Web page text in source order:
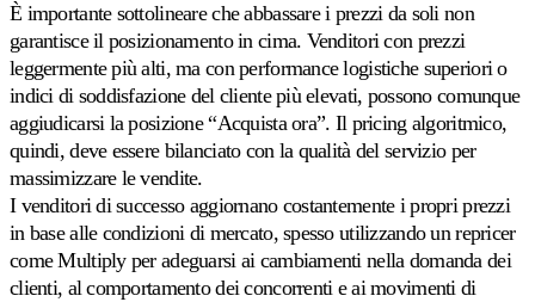
È importante sottolineare che abbassare i prezzi da soli non
garantisce il posizionamento in cima. Venditori con prezzi
leggermente più alti, ma con performance logistiche superiori o
indici di soddisfazione del cliente più elevati, possono comunque
aggiudicarsi la posizione “Acquista ora”. Il pricing algoritmico,
quindi, deve essere bilanciato con la qualità del servizio per
massimizzare le vendite.
I venditori di successo aggiornano costantemente i propri prezzi
in base alle condizioni di mercato, spesso utilizzando un repricer
come Multiply per adeguarsi ai cambiamenti nella domanda dei
clienti, al comportamento dei concorrenti e ai movimenti di